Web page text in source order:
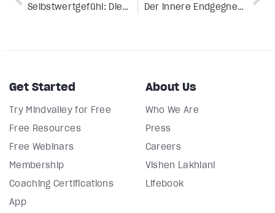
Selbstwertgefühl: Die besten Tipps für eine gesunde Selbstwahrnehmung Der innere Endgegner: Wie du deine Ängste überwinden kannst
Get Started
Try Mindvalley for Free
Free Resources
Free Webinars
Membership
Coaching Certifications
App
About Us
Who We Are
Press
Careers
Vishen Lakhiani
Lifebook